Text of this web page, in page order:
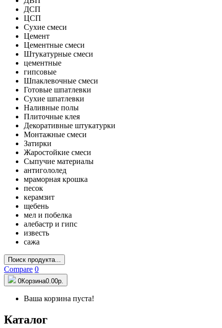
ДСП
ЦСП
Сухие смеси
Цемент
Цементные смеси
Штукатурные смеси
цементные
гипсовые
Шпаклевочные смеси
Готовые шпатлевки
Сухие шпатлевки
Наливные полы
Плиточные клея
Декоративные штукатурки
Монтажные смеси
Затирки
Жаростойкие смеси
Сыпучие материалы
антигололед
мраморная крошка
песок
керамзит
щебень
мел и побелка
алебастр и гипс
известь
сажа
Поиск продукта...
Compare 0
0Корзина0.00р.
Ваша корзина пуста!
Каталог